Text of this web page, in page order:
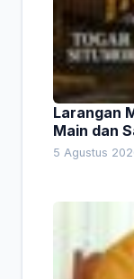
Larangan
Main dan
5 Agustus